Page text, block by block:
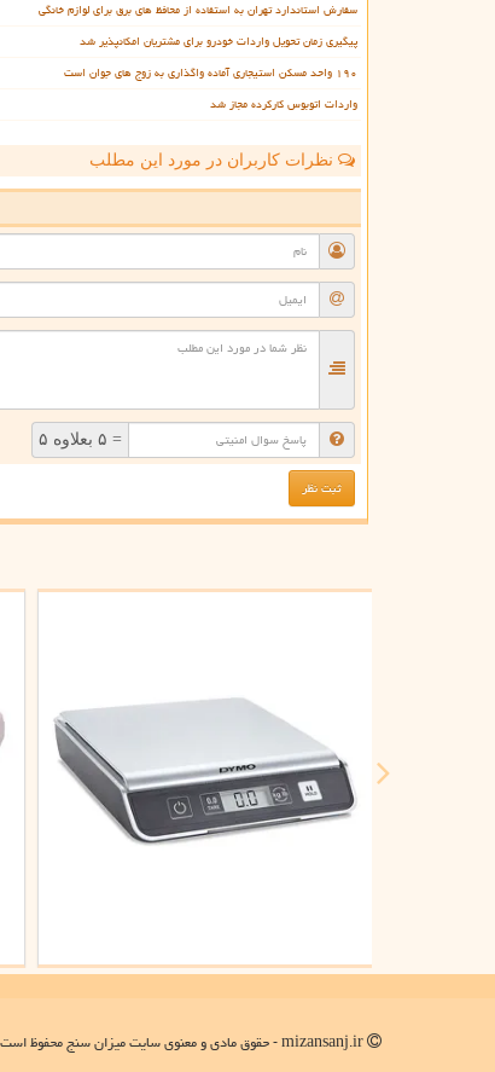
سفارش استاندارد تهران به استفاده از محافظ های برق برای لوازم خانگی
پیگیری زمان تحویل واردات خودرو برای مشتریان امکانپذیر شد
۱۹۰ واحد مسکن استیجاری آماده واگذاری به زوج های جوان است
واردات اتوبوس کارکرده مجاز شد
نظرات کاربران در مورد این مطلب
= ۵ بعلاوه ۵